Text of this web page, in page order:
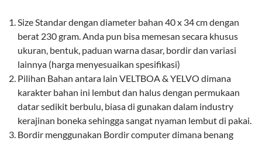
Size Standar dengan diameter bahan 40 x 34 cm dengan
berat 230 gram. Anda pun bisa memesan secara khusus
ukuran, bentuk, paduan warna dasar, bordir dan variasi
lainnya (harga menyesuaikan spesifikasi)
Pilihan Bahan antara lain VELTBOA & YELVO dimana
karakter bahan ini lembut dan halus dengan permukaan
datar sedikit berbulu, biasa di gunakan dalam industry
kerajinan boneka sehingga sangat nyaman lembut di pakai.
Bordir menggunakan Bordir computer dimana benang